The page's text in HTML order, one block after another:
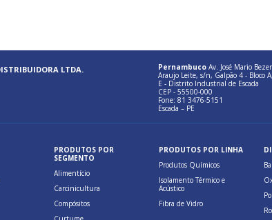
LTDA. Pernambuco Av. José Mario
Araujo Leite, s/n, Galpão 4 - Bloco
E - Distrito Industrial de Escada
CEP - 55500-000
Fone: 81 3476-5151
Escada – PE
PRODUTOS POR
SEGMENTO
Alimentício
Carcinicultura
Compósitos
PRODUTOS POR LINHA
Produtos Químicos
Isolamento Térmico e
Acústico
Fibra de Vidro